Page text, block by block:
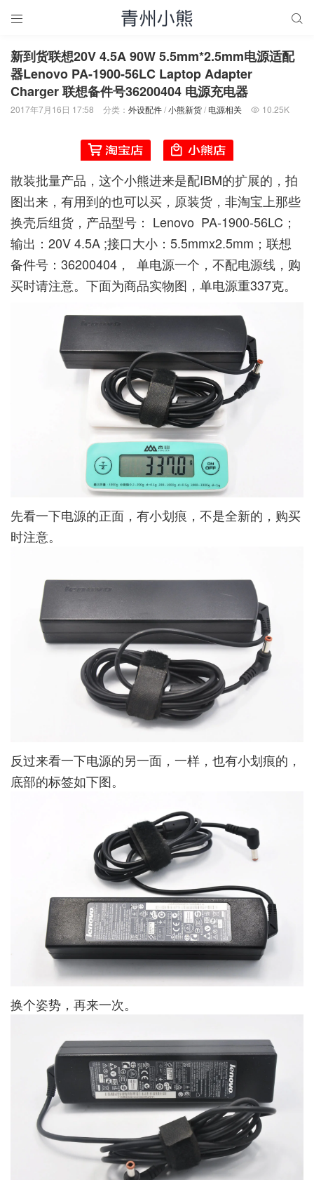
 
新到货联想20V 4.5A 90W 5.5mm*2.5mm电源适配
器Lenovo PA-1900-56LC Laptop Adapter
Charger 联想备件号36200404 电源充电器
2017年7月16日 17:58 分类： 外设配件/小熊新货/ 电源相关  10.25K
散装批量产品，这个小熊进来是配IBM的扩展的，拍
图出来，有用到的也可以买，原装货，非淘宝上那些
换壳后组货，产品型号： Lenovo PA-1900-56LC；
输出：20V 4.5A ;接口大小：5.5mmx2.5mm；联想
备件号：36200404， 单电源一个，不配电源线，购
买时请注意。下面为商品实物图，单电源重337克。
先看一下电源的正面，有小划痕，不是全新的，购买
时注意。
反过来看一下电源的另一面，一样，也有小划痕的，
底部的标签如下图。
换个姿势，再来一次。